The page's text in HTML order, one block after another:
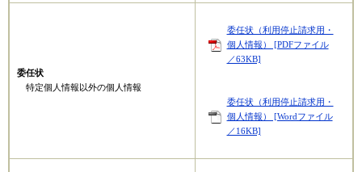
委任状
特定個人情報以外の個人情報
委任状（利用停止請求用・
個人情報） [PDFファイル
／63KB]
委任状（利用停止請求用・
個人情報） [Wordファイル
／16KB]